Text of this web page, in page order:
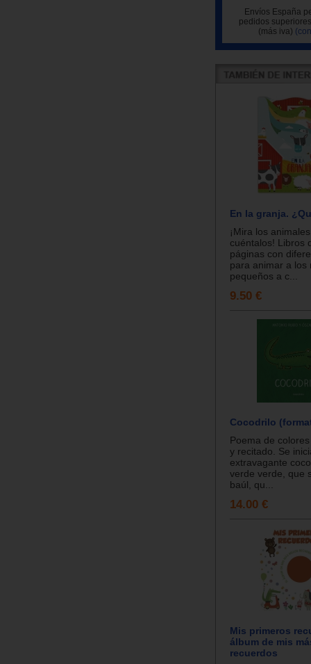
Envíos España
pedidos
(más iva)
En la granja.
¡Mira los
cuéntalos! Libros
páginas con
para animar a los
pequeños a c...
9.50 €
Cocodrilo
Poema de
y recitado. Se
extravagante
verde verde, que
baúl, qu...
14.00 €
Mis primeros
álbum de mis
recuerdos